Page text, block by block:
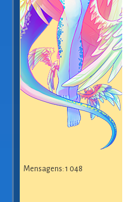
Mensagens: 1 048